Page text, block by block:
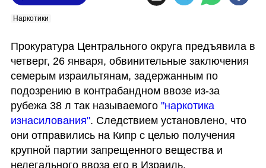
Наркотики
Прокуратура Центрального округа предъявила в
четверг, 26 января, обвинительные заключения
семерым израильтянам, задержанным по
подозрению в контрабандном ввозе из-за
рубежа 38 л так называемого "наркотика
изнасилования". Следствием установлено, что
они отправились на Кипр с целью получения
крупной партии запрещенного вещества и
нелегального ввоза его в Израиль.